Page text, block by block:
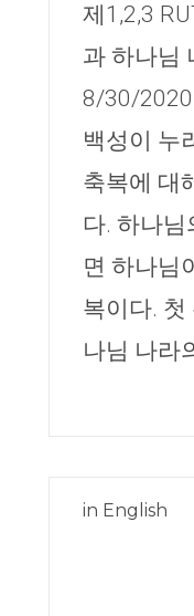
제1,2,3
과 하나님
8/30/
백성이 누
축복에 대
다. 하나
면 하나님
복이다.
나님 나라
in English